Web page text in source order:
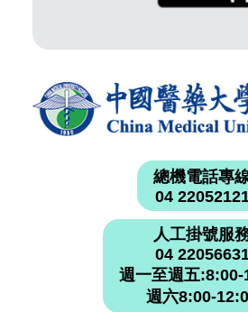
總機電話專
04
人工掛號服
04
週一至週五:8:00-
週六8:00-